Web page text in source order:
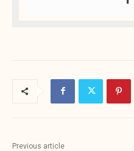
Previous article